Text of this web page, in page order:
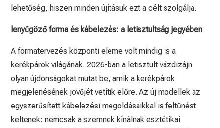
lehetőség, hiszen minden újításuk ezt a célt szolgálja.
lenyűgöző forma és kábelezés: a letisztultság jegyében
A formatervezés központi eleme volt mindig is a
kerékpárok világának. 2026-ban a letisztult vázdizájn
olyan újdonságokat mutat be, amik a kerékpárok
megjelenésének jövőjét vetítik előre. Az új modellek az
egyszerűsített kábelezési megoldásaikkal is feltűnést
keltenek: nemcsak a szemnek kínálnak esztétikai